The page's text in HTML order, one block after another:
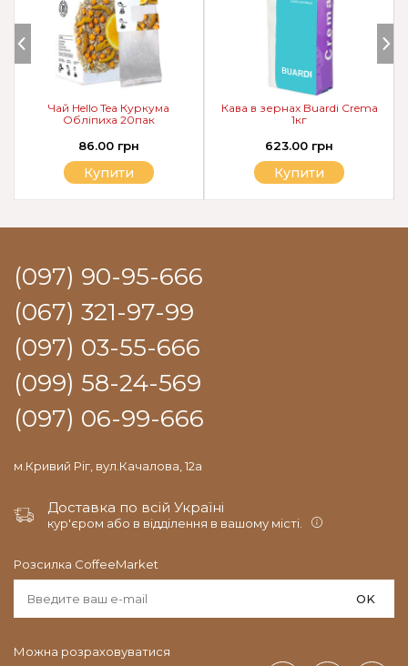
Кава в зернах Buardi Crema
1кг
623.00 грн
Купити
Чай Hello Tea Куркума
Обліпиха 20пак
86.00 грн
Купити
(097) 90-95-666
(067) 321-97-99
(097) 03-55-666
(099) 58-24-569
(097) 06-99-666
м.Кривий Ріг, вул.Качалова, 12а
Доставка по всій Україні
кур'єром або в відділення в вашому місті.
Розсилка CoffeeMarket
OK
Можна розраховуватися